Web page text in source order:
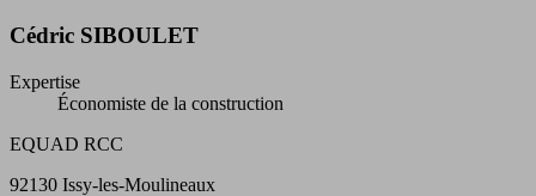
Cédric SIBOULET
Expertise
Économiste de la construction
EQUAD RCC
92130 Issy-les-Moulineaux